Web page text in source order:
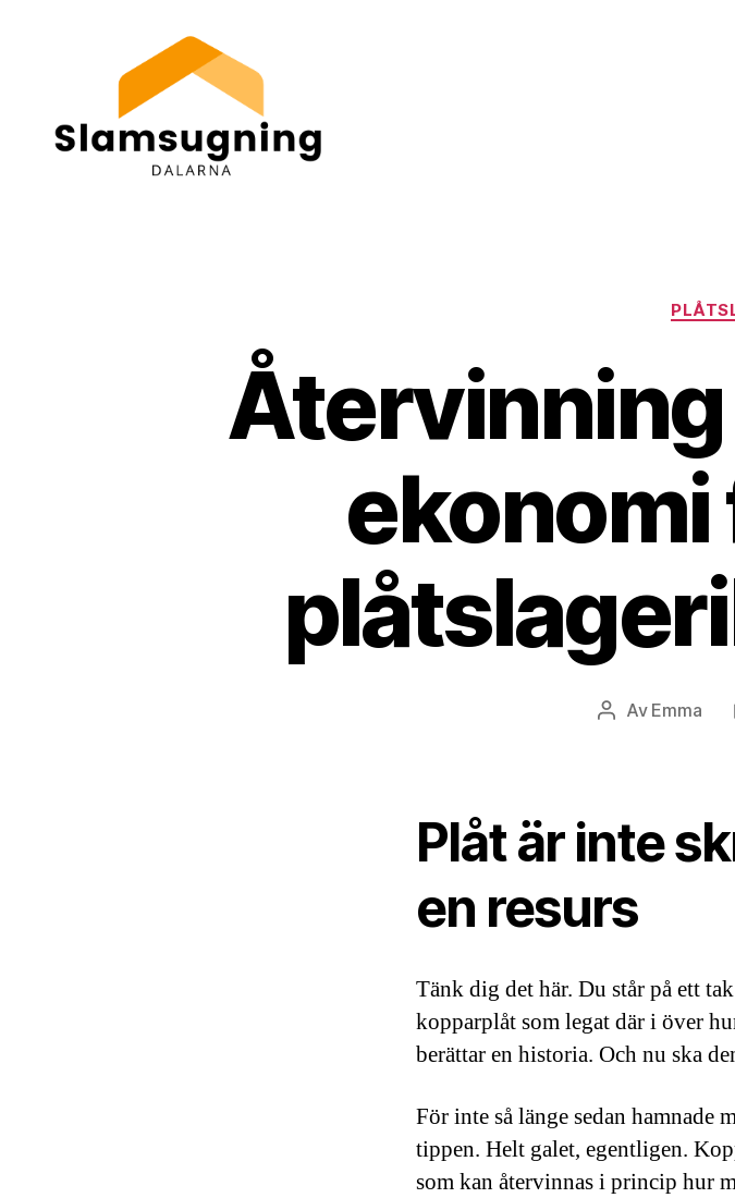
Av Emma
Plåt är inte
en resurs
Tänk dig det här. Du står på ett
kopparplåt som legat där i över
berättar en historia. Och nu ska
För inte så länge sedan hamnade
tippen. Helt galet, egentligen.
som kan återvinnas i princip hur